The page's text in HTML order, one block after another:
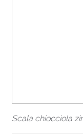
Scala chiocciola